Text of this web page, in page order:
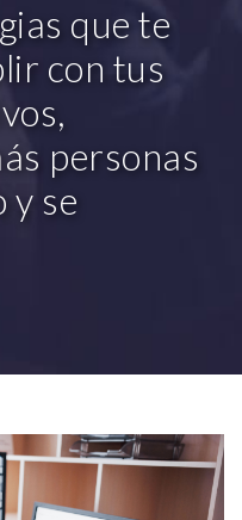
que te
con tus
personas
y se